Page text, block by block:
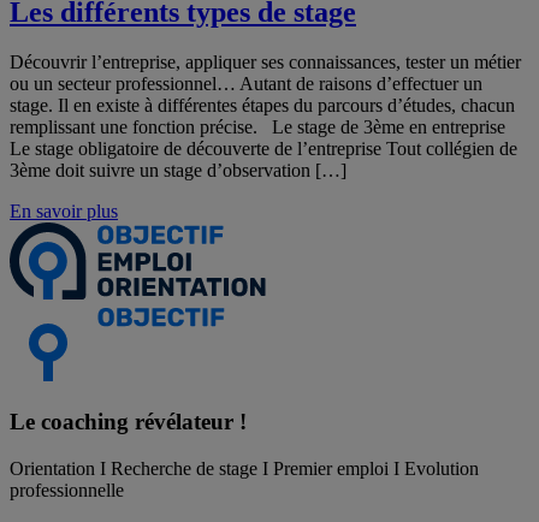
Les différents types de stage
Découvrir l’entreprise, appliquer ses connaissances, tester un métier
ou un secteur professionnel… Autant de raisons d’effectuer un
stage. Il en existe à différentes étapes du parcours d’études, chacun
remplissant une fonction précise. Le stage de 3ème en entreprise
Le stage obligatoire de découverte de l’entreprise Tout collégien de
3ème doit suivre un stage d’observation […]
En savoir plus
Le coaching révélateur !
Orientation I Recherche de stage I Premier emploi I Evolution
professionnelle